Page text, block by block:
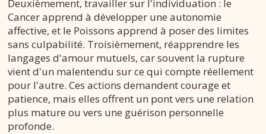
Deuxièmement, travailler sur l'individuation : le
Cancer apprend à développer une autonomie
affective, et le Poissons apprend à poser des limites
sans culpabilité. Troisièmement, réapprendre les
langages d'amour mutuels, car souvent la rupture
vient d'un malentendu sur ce qui compte réellement
pour l'autre. Ces actions demandent courage et
patience, mais elles offrent un pont vers une relation
plus mature ou vers une guérison personnelle
profonde.